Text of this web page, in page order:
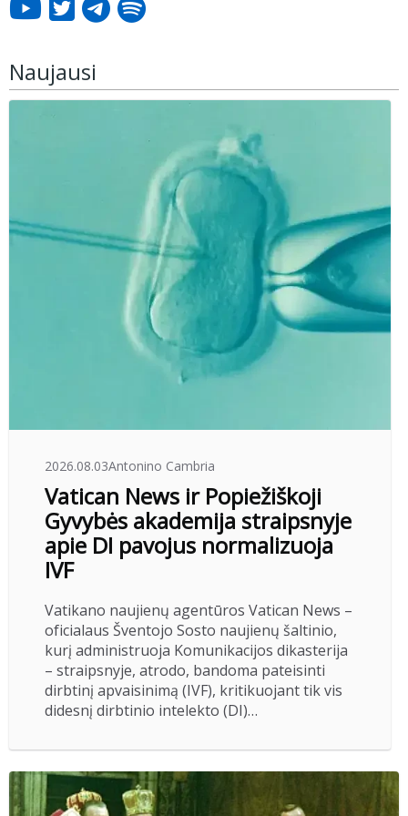
Naujausi
2026.08.03Antonino Cambria
Vatican News ir Popiežiškoji
Gyvybės akademija straipsnyje
apie DI pavojus normalizuoja
IVF
Vatikano naujienų agentūros Vatican News –
oficialaus Šventojo Sosto naujienų šaltinio,
kurį administruoja Komunikacijos dikasterija
– straipsnyje, atrodo, bandoma pateisinti
dirbtinį apvaisinimą (IVF), kritikuojant tik vis
didesnį dirbtinio intelekto (DI)…